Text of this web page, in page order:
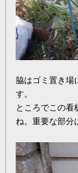
脇はゴミ置き場
す。
ところでこの看
ね。重要な部分